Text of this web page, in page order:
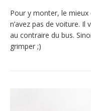
Pour y monter, le mieux
n’avez pas de voiture.
au contraire du bus.
grimper ;)